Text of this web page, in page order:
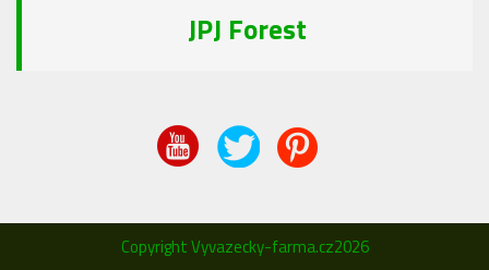
JPJ Forest
Copyright Vyvazecky-farma.cz2026